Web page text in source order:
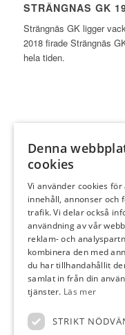
STRÄNGNAS GK
Strängnäs GK ligger
2018 firade Strängnäs
hela tiden.
INFORMATION
Klubben
Bli medlem
Kontakta oss
Slope
Spela golf
Hem
Denna
cookies
Vi använder cookies för
innehåll, annonser och
trafik. Vi delar också
användning av vår
reklam- och
kombinera den med
du har tillhandahållit
samlat in från din
tjänster. Läs mer
STRIKT